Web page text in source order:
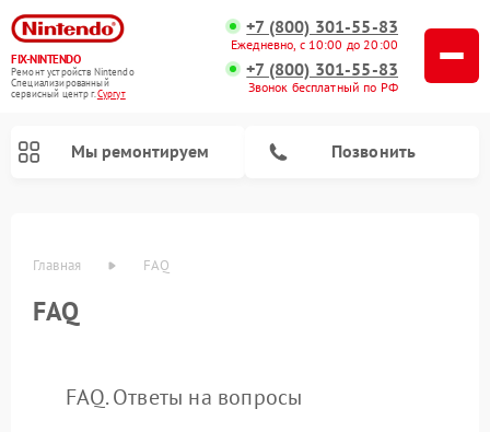
FIX-NINTENDO
Ремонт устройств Nintendo
Специализированный
cервисный центр г.Сургут
+7 (800) 301-55-83
Ежедневно, с 10:00 до 20:00
+7 (800) 301-55-83
Звонок бесплатный по РФ
Мы ремонтируем Позвонить
Главная FAQ
FAQ
FAQ. Ответы на вопросы